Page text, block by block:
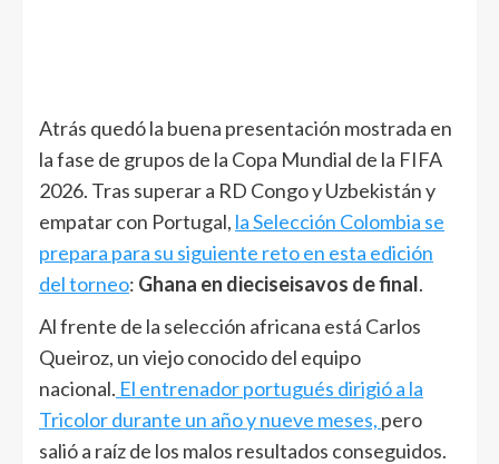
Atrás quedó la buena presentación mostrada en
la fase de grupos de la Copa Mundial de la FIFA
2026. Tras superar a RD Congo y Uzbekistán y
empatar con Portugal, la Selección Colombia se
prepara para su siguiente reto en esta edición
del torneo: Ghana en dieciseisavos de final.
Al frente de la selección africana está Carlos
Queiroz, un viejo conocido del equipo
nacional. El entrenador portugués dirigió a la
Tricolor durante un año y nueve meses, pero
salió a raíz de los malos resultados conseguidos.